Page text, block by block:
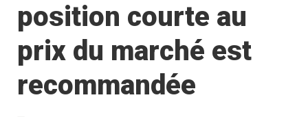
position courte au
prix du marché est
recommandée